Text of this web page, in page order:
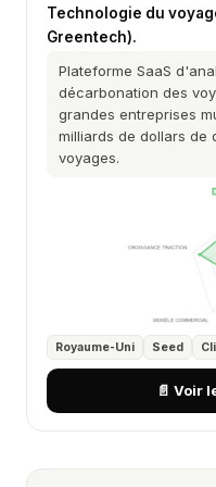
Technologie du
Greentech).
Plateforme SaaS
décarbonation des
grandes entreprises
milliards de dollars de
voyages.
Royaume-Uni Seed
📄 Voir